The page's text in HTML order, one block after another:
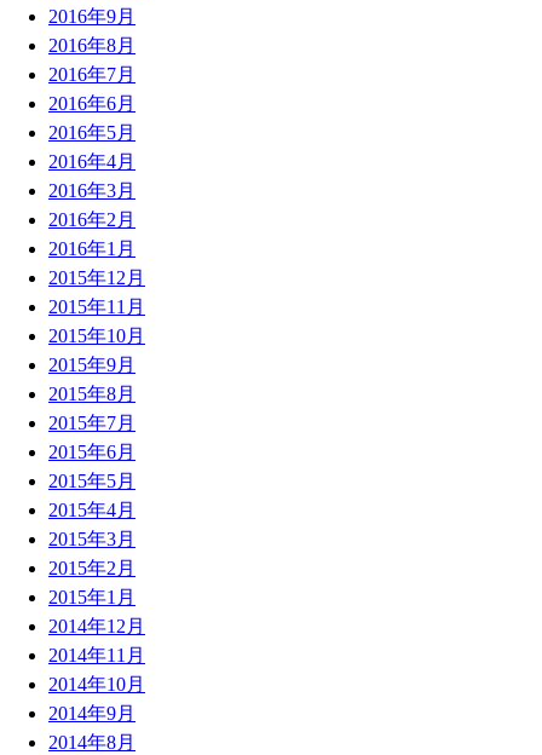
2016年9月
2016年8月
2016年7月
2016年6月
2016年5月
2016年4月
2016年3月
2016年2月
2016年1月
2015年12月
2015年11月
2015年10月
2015年9月
2015年8月
2015年7月
2015年6月
2015年5月
2015年4月
2015年3月
2015年2月
2015年1月
2014年12月
2014年11月
2014年10月
2014年9月
2014年8月